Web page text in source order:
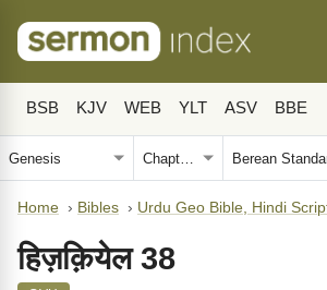
BSB KJV WEB YLT ASV BBE
Home › Bibles › Urdu Geo Bible, Hindi
हिज़क़ियेल 38